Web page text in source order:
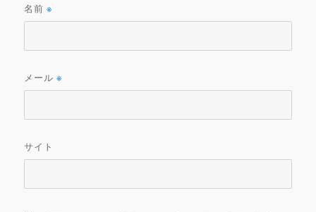
名前※
メール※
サイト